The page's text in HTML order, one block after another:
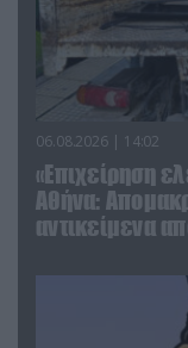
06.08.2026 | 14:02
«Επιχείρηση
Αθήνα:
αντικείμενα